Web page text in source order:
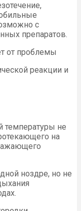
с
препаратов.
от проблемы
реакции и
температуры не
на
ноздре, но не